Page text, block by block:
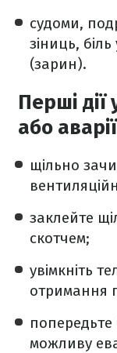
судоми,
зіниць, біль
(зарин).
Перші дії
або
щільно
заклейте
скотчем;
увімкніть
отримання
можливу